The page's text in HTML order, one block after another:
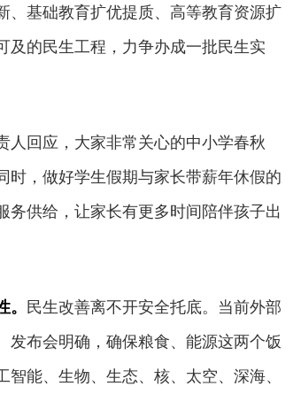
、基础教育扩优提质、高等教育资源扩
及的民生工程，力争办成一批民生实
人回应，大家非常关心的中小学春秋
时，做好学生假期与家长带薪年休假的
供给，让家长有更多时间陪伴孩子出
民生改善离不开安全托底。当前外部
布会明确，确保粮食、能源这两个饭
能、生物、生态、核、太空、深海、